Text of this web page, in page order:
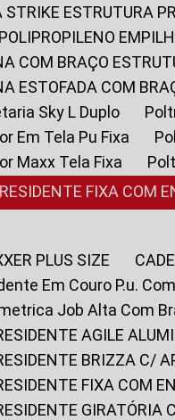
STRIKE ESTRUTURA
POLIPROPILENO
COM BRAÇO
ESTOFADA COM
Sky L Duplo
Em Tela Pu Fixa
Maxx Tela Fixa
FIXA COM
PLUS SIZE
Em Couro P.u.
Job Alta Com
AGILE
BRIZZA C/
FIXA COM